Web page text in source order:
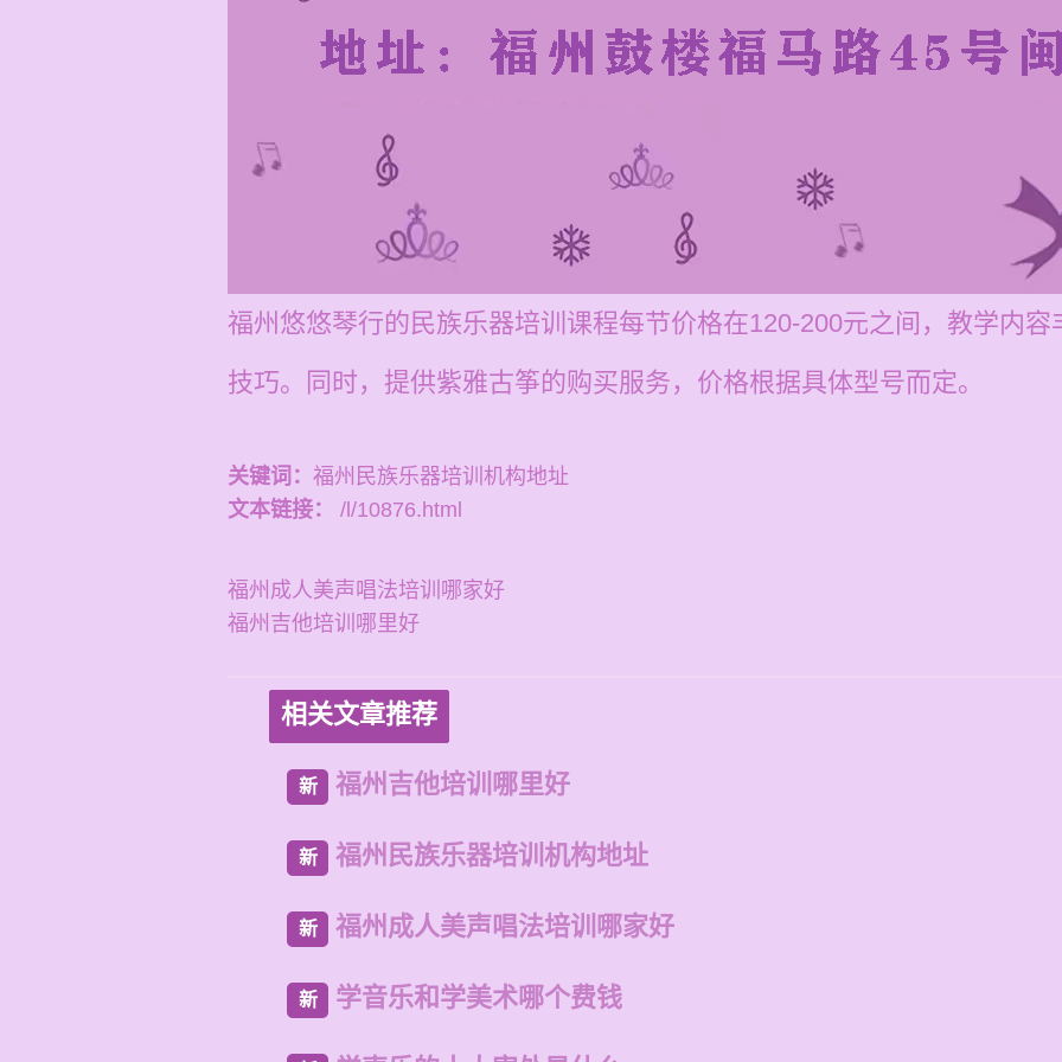
福州悠悠琴行的民族乐器培训课程每节价格在120-200元之间，教学内
技巧。同时，提供紫雅古筝的购买服务，价格根据具体型号而定。
关键词： 福州民族乐器培训机构地址
文本链接：
/l/10876.html
福州成人美声唱法培训哪家好
福州吉他培训哪里好
相关文章推荐
新 福州吉他培训哪里好
新 福州民族乐器培训机构地址
新 福州成人美声唱法培训哪家好
新 学音乐和学美术哪个费钱